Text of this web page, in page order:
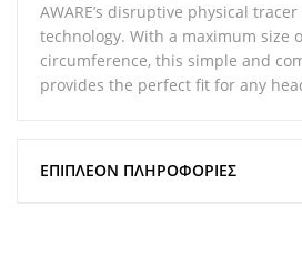
AWARE’s disruptive physical
technology. With a maximum size
circumference, this simple and
provides the perfect fit for any
ΕΠΙΠΛΈΟΝ ΠΛΗΡΟΦΟΡΊΕΣ